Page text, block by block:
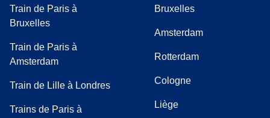
Train de Paris à
Bruxelles
Train de Paris à
Amsterdam
Train de Lille à Londres
Trains de Paris à
Bruxelles
Amsterdam
Rotterdam
Cologne
Liège